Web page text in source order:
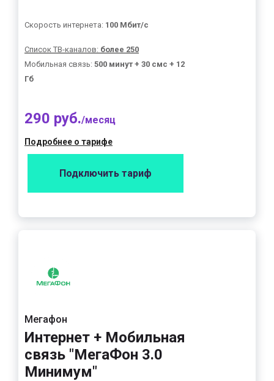
Скорость интернета: 100 Мбит/с
Список ТВ-каналов: более 250
Мобильная связь: 500 минут + 30 смс + 12
Гб
290 руб./месяц
Подробнее о тарифе
Подключить тариф
Мегафон
Интернет + Мобильная
связь "МегаФон 3.0
Минимум"